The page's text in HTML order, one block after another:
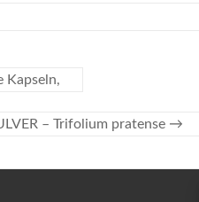
Kapseln,
– Trifolium pratense →